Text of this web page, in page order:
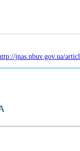
jnas.nbuv.gov.ua/